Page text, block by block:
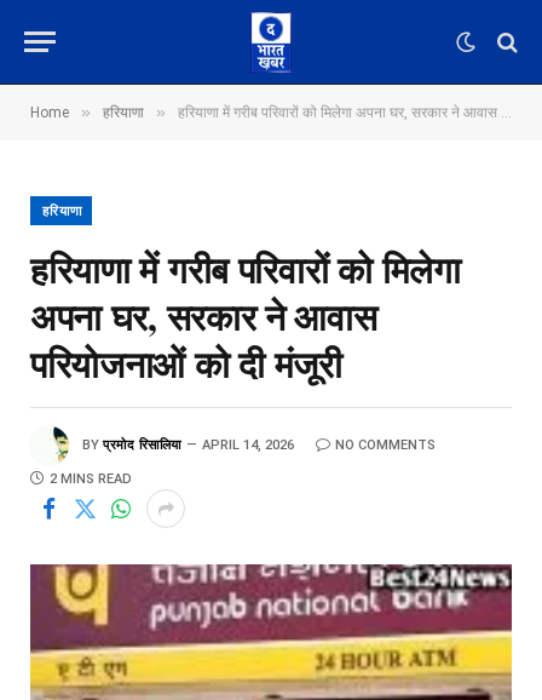
Home » हरियाणा » हरियाणा में गरीब परिवारों को मिलेगा अपना घर, सरकार ने आवास परियोजनाओं को दी मंजूरी
हरियाणा
हरियाणा में गरीब परिवारों को मिलेगा
अपना घर, सरकार ने आवास
परियोजनाओं को दी मंजूरी
BY प्रमोद रिसालिया APRIL 14, 2026 NO COMMENTS
2 MINS READ